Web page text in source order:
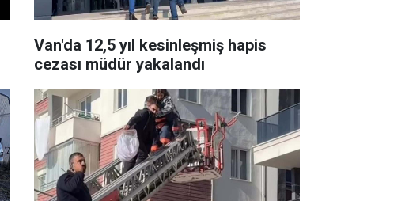
Van'da 12,5 yıl kesinleşmiş hapis
cezası müdür yakalandı